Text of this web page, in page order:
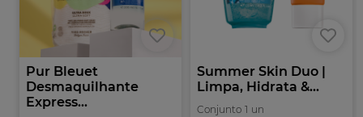
Pur Bleuet
Desmaquilhante
Express...
Summer Skin Duo |
Limpa, Hidrata &...
Conjunto 1 un